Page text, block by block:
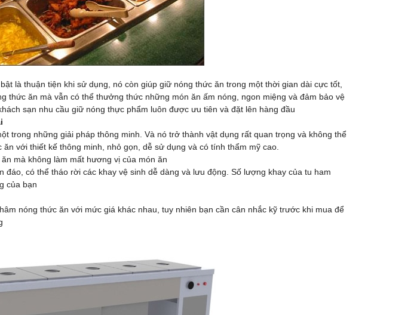
là thuận tiện khi sử dụng, nó còn giúp giữ nóng thức ăn trong một thời gian dài cực tốt,
thức ăn mà vẫn có thể thưởng thức những món ăn ấm nóng, ngon miệng và đảm bảo vệ
sạn nhu cầu giữ nóng thực phẩm luôn được ưu tiên và đặt lên hàng đầu
trong những giải pháp thông minh. Và nó trở thành vật dụng rất quan trọng và không thể
với thiết kế thông minh, nhỏ gọn, dễ sử dụng và có tính thẩm mỹ cao.
mà không làm mất hương vị của món ăn
đáo, có thể tháo rời các khay vệ sinh dễ dàng và lưu động. Số lượng khay của tu ham
của bạn
nóng thức ăn với mức giá khác nhau, tuy nhiên bạn cần cân nhắc kỹ trước khi mua để